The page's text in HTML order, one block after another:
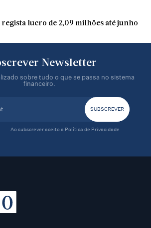
lucro de 2,09 milhões até junho
Newsletter
sobre tudo o que se passa no sistema
financeiro.
Ao subscrever aceito a Política de Privacidade